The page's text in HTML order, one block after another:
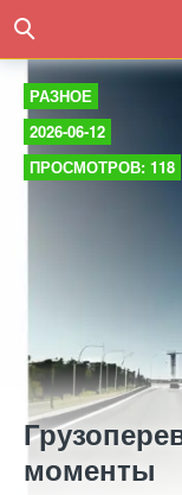
РАЗНОЕ
2026-06-12
ПРОСМОТРОВ: 118
моменты